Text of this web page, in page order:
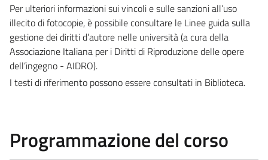
Per ulteriori informazioni sui vincoli e sulle sanzioni all’uso
illecito di fotocopie, è possibile consultare le Linee guida sulla
gestione dei diritti d’autore nelle università (a cura della
Associazione Italiana per i Diritti di Riproduzione delle opere
dell’ingegno - AIDRO).
I testi di riferimento possono essere consultati in Biblioteca.
Programmazione del corso